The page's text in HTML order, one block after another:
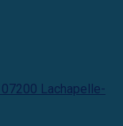
07200 Lachapelle-